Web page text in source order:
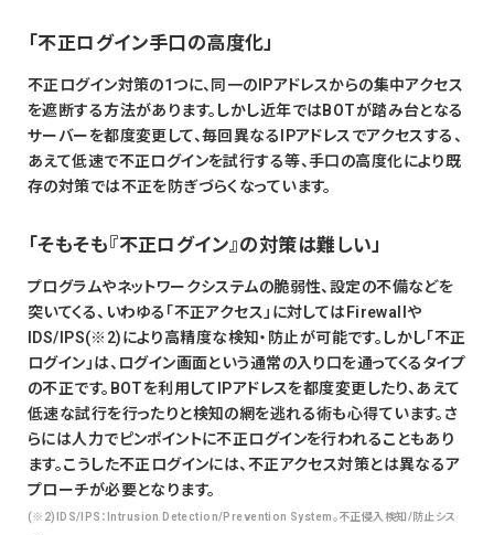
「不正ログイン手口の高度化」
不正ログイン対策の1つに、同一のIPアドレスからの集中アクセス
を遮断する方法があります。しかし近年ではBOTが踏み台となる
サーバーを都度変更して、毎回異なるIPアドレスでアクセスする、
あえて低速で不正ログインを試行する等、手口の高度化により既
存の対策では不正を防ぎづらくなっています。
「そもそも『不正ログイン』の対策は難しい」
プログラムやネットワークシステムの脆弱性、設定の不備などを
突いてくる、いわゆる「不正アクセス」に対してはFirewallや
IDS/IPS(※2)により高精度な検知・防止が可能です。しかし「不正
ログイン」は、ログイン画面という通常の入り口を通ってくるタイプ
の不正です。BOTを利用してIPアドレスを都度変更したり、あえて
低速な試行を行ったりと検知の網を逃れる術も心得ています。さ
らには人力でピンポイントに不正ログインを行われることもあり
ます。こうした不正ログインには、不正アクセス対策とは異なるア
プローチが必要となります。
(※2)IDS/IPS：Intrusion Detection/Prevention System。不正侵入検知/防止シス